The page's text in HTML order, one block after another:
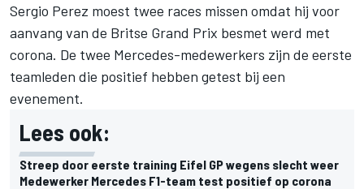
Sergio Perez moest twee races missen omdat hij voor
aanvang van de Britse Grand Prix besmet werd met
corona. De twee Mercedes-medewerkers zijn de eerste
teamleden die positief hebben getest bij een
evenement.
Lees ook:
Streep door eerste training Eifel GP wegens slecht weer
Medewerker Mercedes F1-team test positief op corona